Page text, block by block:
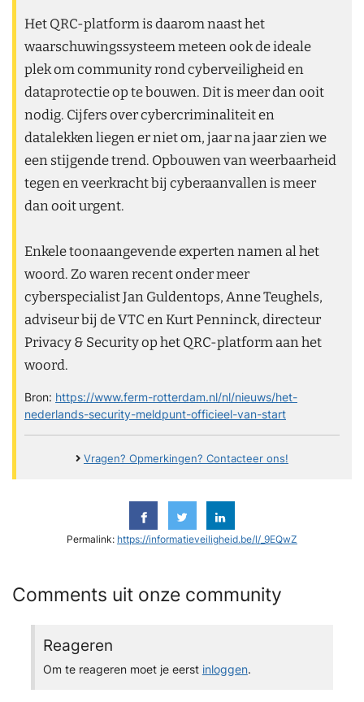
Het QRC-platform is daarom naast het
waarschuwingssysteem meteen ook de ideale
plek om community rond cyberveiligheid en
dataprotectie op te bouwen. Dit is meer dan ooit
nodig. Cijfers over cybercriminaliteit en
datalekken liegen er niet om, jaar na jaar zien we
een stijgende trend. Opbouwen van weerbaarheid
tegen en veerkracht bij cyberaanvallen is meer
dan ooit urgent.
Enkele toonaangevende experten namen al het
woord. Zo waren recent onder meer
cyberspecialist Jan Guldentops, Anne Teughels,
adviseur bij de VTC en Kurt Penninck, directeur
Privacy & Security op het QRC-platform aan het
woord.
Bron: https://www.ferm-rotterdam.nl/nl/nieuws/het-
nederlands-security-meldpunt-officieel-van-start
Vragen? Opmerkingen? Contacteer ons!
Permalink: https://informatieveiligheid.be/l/_9EQwZ
Comments uit onze community
Reageren
Om te reageren moet je eerst inloggen.